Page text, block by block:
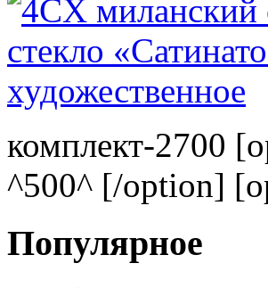
комплект-2700
^500^ [/option]
Популярное